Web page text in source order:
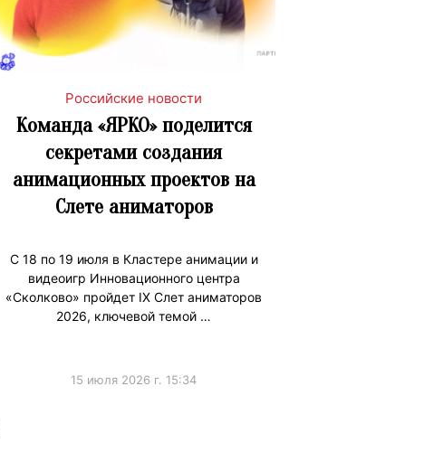
Российские новости
Команда «ЯРКО» поделится
секретами создания
анимационных проектов на
Слете аниматоров
С 18 по 19 июля в Кластере анимации и
видеоигр Инновационного центра
«Сколково» пройдет IX Слет аниматоров
2026, ключевой темой …
15 июля 2026 г. 15:34